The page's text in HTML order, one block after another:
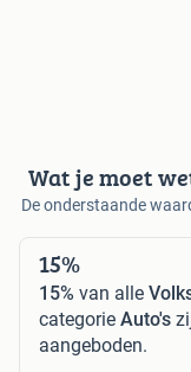
Wat je moet
De onderstaande
15%
15% van alle
categorie Auto's
aangeboden.